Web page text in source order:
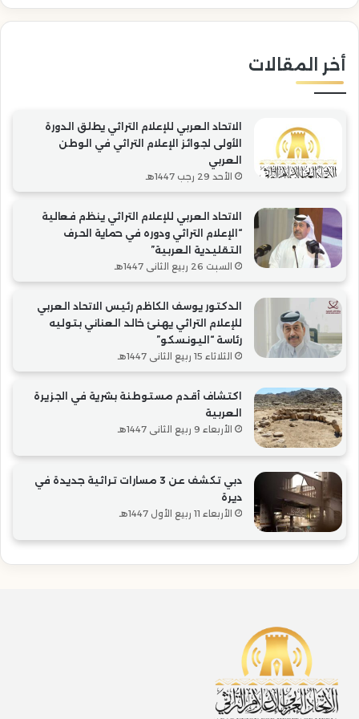
الحرف
التقليدية
أخر المقالات
الاتحاد العربي للإعلام التراثي يطلق الدورة
الأولى لجوائز الإعلام التراثي في الوطن
العربي
الأحد 29 رجب 1447هـ
الاتحاد العربي للإعلام التراثي ينظم فعالية
“الإعلام التراثي ودوره في حماية الحرف
التقليدية العربية”
السبت 26 ربيع الثاني 1447هـ
الدكتور يوسف الكاظم رئيس الاتحاد العربي
للإعلام التراثي يهنئ خالد العناني بتوليه
رئاسة “اليونسكو”
الثلاثاء 15 ربيع الثاني 1447هـ
اكتشاف أقدم مستوطنة بشرية في الجزيرة
العربية
الأربعاء 9 ربيع الثاني 1447هـ
دبي تكشف عن 3 مسارات تراثية جديدة في
ديرة
الأربعاء 11 ربيع الأول 1447هـ